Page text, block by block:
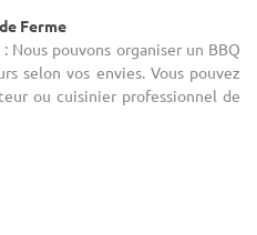
Ferme
Nous pouvons organiser un BBQ
selon vos envies. Vous pouvez
ou cuisinier professionnel de